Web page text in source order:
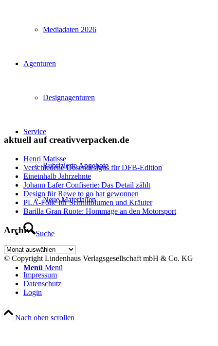
Mediadaten 2026
Agenturen
Designagenturen
Service
Rubrizierte Angebote
Neue Materialien
Suche
Menü Menü
aktuell auf creativverpacken.de
Henri Matisse
Verschiedene Dosendesigns für DFB-Edition
Eineinhalb Jahrzehnte
Johann Lafer Confiserie: Das Detail zählt
Design für Rewe to go hat gewonnen
PLA-Folie für Schnittblumen und Kräuter
Barilla Gran Ruote: Hommage an den Motorsport
Archiv
Archiv
© Copyright Lindenhaus Verlagsgesellschaft mbH & Co. KG
Impressum
Datenschutz
Login
Nach oben scrollen